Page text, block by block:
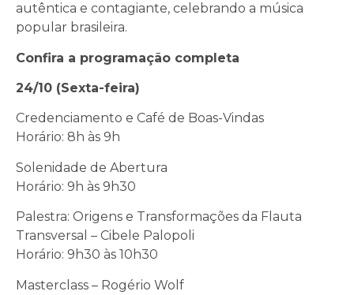
autêntica e contagiante, celebrando a música
popular brasileira.
Confira a programação completa
24/10 (Sexta-feira)
Credenciamento e Café de Boas-Vindas
Horário: 8h às 9h
Solenidade de Abertura
Horário: 9h às 9h30
Palestra: Origens e Transformações da Flauta
Transversal – Cibele Palopoli
Horário: 9h30 às 10h30
Masterclass – Rogério Wolf